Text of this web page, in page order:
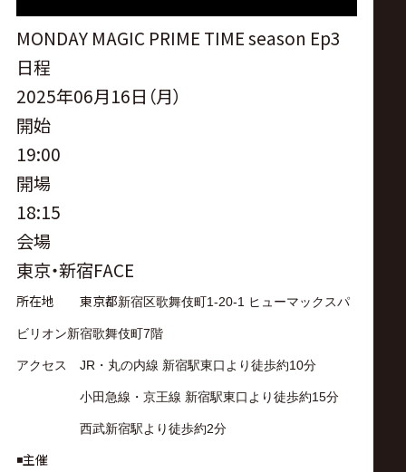
サ
イ
ト
MONDAY MAGIC PRIME TIME season Ep3
日程
2025年06月16日（月）
開始
19:00
開場
18:15
会場
東京・新宿FACE
所在地 東京都新宿区歌舞伎町1-20-1 ヒューマックスパ
ビリオン新宿歌舞伎町7階
アクセス JR・丸の内線 新宿駅東口より徒歩約10分
小田急線・京王線 新宿駅東口より徒歩約15分
西武新宿駅より徒歩約2分
◾️主催